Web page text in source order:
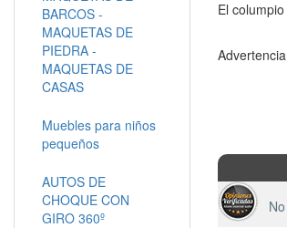
El
BARCOS -
MAQUETAS DE
PIEDRA -
MAQUETAS DE
CASAS
Muebles para niños
pequeños
AUTOS DE
CHOQUE CON
GIRO 360º